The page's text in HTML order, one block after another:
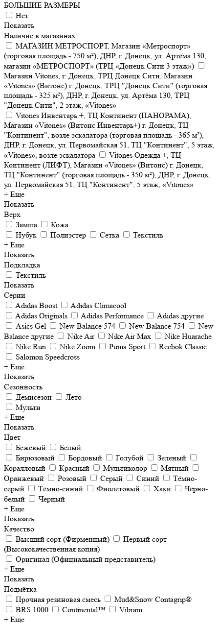
БОЛЬШИЕ РАЗМЕРЫ
Нет
Показать
Наличие в магазинах
МАГАЗИН МЕТРОСПОРТ, Магазин «Метроспорт»
(торговая площадь - 750 м²), ДНР, г. Донецк, ул. Артёма 130,
магазин «МЕТРОСПОРТ» (ТРЦ «Донецк Сити 3 этаж»)
Магазин Vitones, г. Донецк, ТРЦ Донецк Сити, Магазин
«Vitones» (Витонс) г. Донецк, ТРЦ "Донецк Сити" (торговая
площадь - 325 м²), ДНР, г. Донецк, ул. Артёма 130, ТРЦ
"Донецк Сити", 2 этаж, «Vitones»
Vitones Инвентарь +, ТЦ Континент (ПАНОРАМА),
Магазин «Vitones» (Витонс Инвентарь+) г. Донецк, ТЦ
"Континент", возле эскалатора (торговая площадь - 365 м²),
ДНР, г. Донецк, ул. Первомайская 51, ТЦ "Континент", 5 этаж,
«Vitones», возле эскалатора
Vitones Одежда +, ТЦ
Континент (ЛИФТ), Магазин «Vitones» (Витонс) г. Донецк,
ТЦ "Континент" (торговая площадь - 350 м²), ДНР, г. Донецк,
ул. Первомайская 51, ТЦ "Континент", 5 этаж, «Vitones»
+ Еще
Показать
Верх
Замша
Кожа
Нубук
Полиэстер Сетка
Текстиль
+ Еще
Показать
Подкладка
Текстиль
Показать
Серии
Adidas Boost
Adidas Climacool
Adidas Originals
Adidas Performance
Adidas другие
Asics Gel
New Balance 574 New Balance 754
New
Balance другие
Nike Air Nike Air Max
Nike Huarache
Nike Run
Nike Zoom Puma Sport
Reebok Classic
Salomon Speedcross
+ Еще
Показать
Сезонность
Демисезон
Лето
Мульти
+ Еще
Показать
Цвет
Бежевый
Белый
Бирюзовый
Бордовый Голубой
Зеленый
Коралловый
Красный Мультиколор
Мятный
Оранжевый
Розовый Серый Синий
Тёмно-
серый
Тёмно-синий Фиолетовый Хаки
Чёрно-
белый
Черный
+ Еще
Показать
Качество
Высший сорт (Фирменный)
Первый сорт
(Высококачественная копия)
Оригинал (Официальный представитель)
+ Еще
Показать
Подмётка
Прочная резиновая смесь
Mud&Snow Contagrip®
BRS 1000
Continental™
Vibram
+ Еще